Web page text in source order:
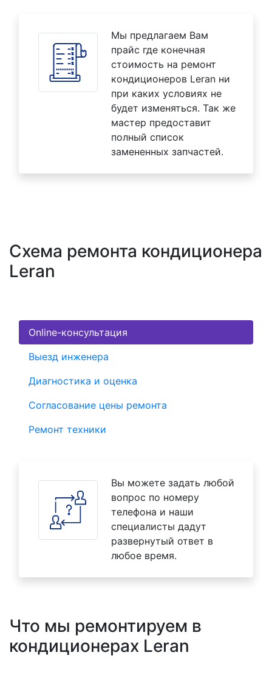
Мы предлагаем Вам
прайс где конечная
стоимость на ремонт
кондиционеров Leran ни
при каких условиях не
будет изменяться. Так же
мастер предоставит
полный список
замененных запчастей.
Схема ремонта кондиционера
Leran
Online-консультация
Выезд инженера
Диагностика и оценка
Согласование цены ремонта
Ремонт техники
Вы можете задать любой
вопрос по номеру
телефона и наши
специалисты дадут
развернутый ответ в
любое время.
Что мы ремонтируем в
кондиционерах Leran